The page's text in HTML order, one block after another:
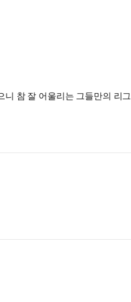
참 잘 어울리는 그들만의 리